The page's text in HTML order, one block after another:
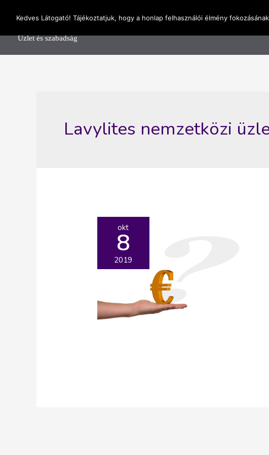
content
OnlineSeedsMan
Üzlet és szabadság
Lavylites nemzetközi
okt
8
2019
Kedves Látogató! Tájékoztatjuk, hogy a honlap felhasználói élmény